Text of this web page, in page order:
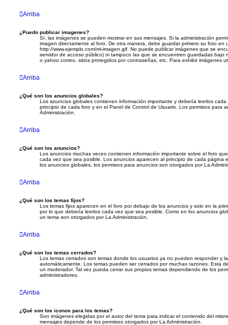
Arriba
¿Puedo publicar imagenes?
Sí, las imágenes se pueden mostrar en sus mensajes. Si la administración
imagen directamente al foro. De otra manera, debe guardar primero su foto en
http://www.ejemplo.com/mi-imagen.gif. No puede publicar imágenes que se
servidor de acceso público) ni tampoco las que se encuentren guardadas bajo
o yahoo correo, sitios protegidos por contraseñas, etc. Para exhibir imágenes
Arriba
¿Qué son los anuncios globales?
Los anuncios globales contienen información importante y debería leerlos
principio de cada foro y en el Panel de Control de Usuario. Los permisos para
Administración.
Arriba
¿Qué son los anuncios?
Los anuncios muchas veces contienen información importante sobre el foro
cada vez que sea posible. Los anuncios aparecen al principio de cada página
los anuncios globales, los permisos para anuncios son otorgados por La
Arriba
¿Qué son los temas fijos?
Los temas fijos aparecen en el foro por debajo de los anuncios y solo en la
por lo que debería leerlos cada vez que sea posible. Como en los anuncios
un tema son otorgados por La Administración.
Arriba
¿Qué son los temas cerrados?
Los temas cerrados son temas donde los usuarios ya no pueden responder y
automáticamente. Los temas pueden ser cerrados por muchas razones. Esta
un moderador. Tal vez pueda cerrar sus propios temas dependiendo de los
administradores.
Arriba
¿Qué son los iconos para los temas?
Son imágenes elegidas por el autor del tema para indicar el contenido del
mensajes depende de los permisos otorgados por La Administración.